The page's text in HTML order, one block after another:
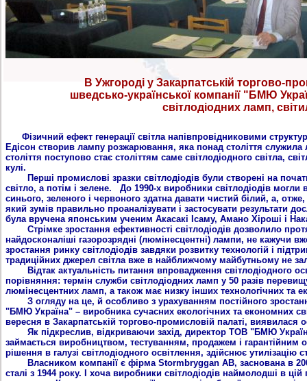
В Ужгороді у Закарпатській торгово-
шведсько-української компанії "БМЮ
світлодіодних ламп,
Фізичний ефект генерації світла напівпровідниковими
Едісон створив лампу розжарювання, яка понад століття
століття поступово стає століттям саме світлодіодного світла,
кулі.
Перші промислові зразки світлодіодів були створені на
світло, а потім і зелене. До 1990-x виробники світлодіодів
синього, зеленого і червоного здатна давати чистий білий, а,
який зумів правильно проаналізувати і застосувати результати
була вручена японським ученим Акасакі Ісаму, Амано Хіроші і
Стрімке зростання ефективності світлодіодів дозволило
найдосконаліші газорозрядні (люмінесцентні) лампи, не кажучи
зростання ринку світлодіодів завдяки розвитку технологій і
традиційних джерел світла вже в найближчому майбутньому не
Відтак актуальність питання впровадження світлодіодного
порівняння: термін служби світлодіодних ламп у 50 разів
люмінесцентних ламп, а також має низку інших технологічних та
З огляду на це, й особливо з урахуванням постійного зростання
"БМЮ Україна" – виробника cучасних екологічних та економних
вересня в Закарпатській торгово-промисловій палаті,
Як підкреслив, відкриваючи захід, директор ТОВ "БМЮ
займається виробництвом, тестуванням, продажем і гарантійним
рішення в галузі світлодіодного освітлення, здійснює
Власником компанії є фірма Stormbryggan AB, заснована в
сталі з 1944 року. І хоча виробники світлодіодів наймолодші в